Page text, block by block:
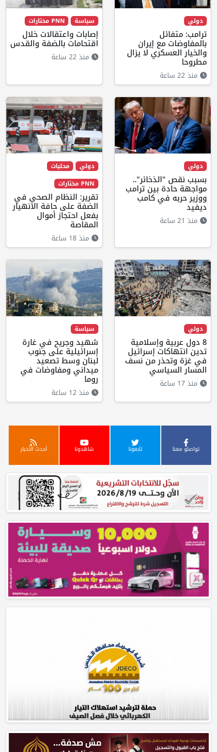
دولي
ترامب: متفائل
بالمفاوضات مع إيران
والخيار العسكري لا يزال
مطروحا
منذ 22 ساعة
سياسة PNN مختارات
إصابات واعتقالات خلال
اقتحامات بالضفة والقدس
منذ 22 ساعة
دولي
بسبب نقص "الذخائر"..
مواجهة حادة بين ترامب
ووزير حربه في كامب
ديفيد
منذ 21 ساعة
دولي
محليات
PNN مختارات
تقرير: النظام الصحي في
الضفة على حافة الانهيار
بفعل احتجاز أموال
المقاصة
منذ 18 ساعة
دولي
8 دول عربية وإسلامية
تدين انتهاكات إسرائيل
في غزة وتحذر من نسف
المسار السياسي
منذ 17 ساعة
سياسة
شهيد وجريح في غارة
إسرائيلية على جنوب
لبنان وسط تصعيد
ميداني ومفاوضات في
روما
منذ 12 ساعة
تواصلو معنا تابعونا شاهدونا أحدث الأخبار